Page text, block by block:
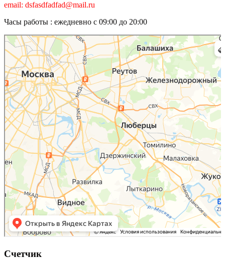
email: dsfasdfadfad@mail.ru
Часы работы : ежедневно с 09:00 до 20:00
Люберцы
Карта Люберец с улицами и номерами домов онлайн — Яндекс.Карты
Счетчик